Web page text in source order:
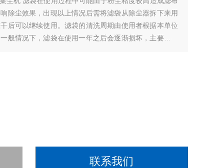
除尘效果，出现以上情况后需将滤袋从除尘器拆下来用
后可以继续使用。滤袋的清洗周期由使用者根据本单位
般情况下，滤袋在使用一年之后会逐渐损坏，主要原因
联系我们